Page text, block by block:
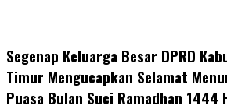
Segenap Keluarga Besar DPRD
Timur Mengucapkan Selamat
Puasa Bulan Suci Ramadhan 1444